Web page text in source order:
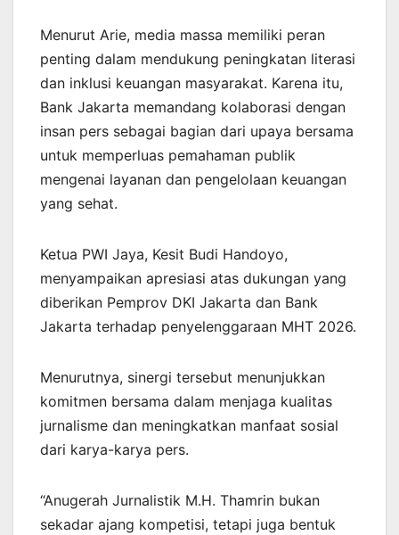
Menurut Arie, media massa memiliki peran
penting dalam mendukung peningkatan literasi
dan inklusi keuangan masyarakat. Karena itu,
Bank Jakarta memandang kolaborasi dengan
insan pers sebagai bagian dari upaya bersama
untuk memperluas pemahaman publik
mengenai layanan dan pengelolaan keuangan
yang sehat.
Ketua PWI Jaya, Kesit Budi Handoyo,
menyampaikan apresiasi atas dukungan yang
diberikan Pemprov DKI Jakarta dan Bank
Jakarta terhadap penyelenggaraan MHT 2026.
Menurutnya, sinergi tersebut menunjukkan
komitmen bersama dalam menjaga kualitas
jurnalisme dan meningkatkan manfaat sosial
dari karya-karya pers.
“Anugerah Jurnalistik M.H. Thamrin bukan
sekadar ajang kompetisi, tetapi juga bentuk